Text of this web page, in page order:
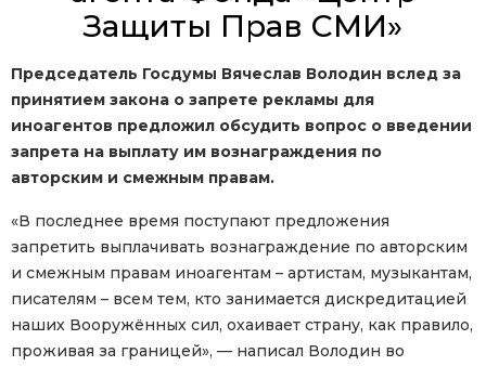
Защиты Прав СМИ»
Председатель Госдумы Вячеслав Володин вслед за
принятием закона о запрете рекламы для
иноагентов предложил обсудить вопрос о введении
запрета на выплату им вознаграждения по
авторским и смежным правам.
«В последнее время поступают предложения
запретить выплачивать вознаграждение по авторским
и смежным правам иноагентам – артистам, музыкантам,
писателям – всем тем, кто занимается дискредитацией
наших Вооружённых сил, охаивает страну, как правило,
проживая за границей», — написал Володин во